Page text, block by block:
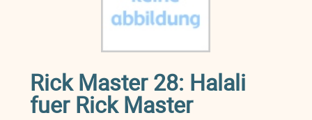
Rick Master 28: Halali
fuer Rick Master